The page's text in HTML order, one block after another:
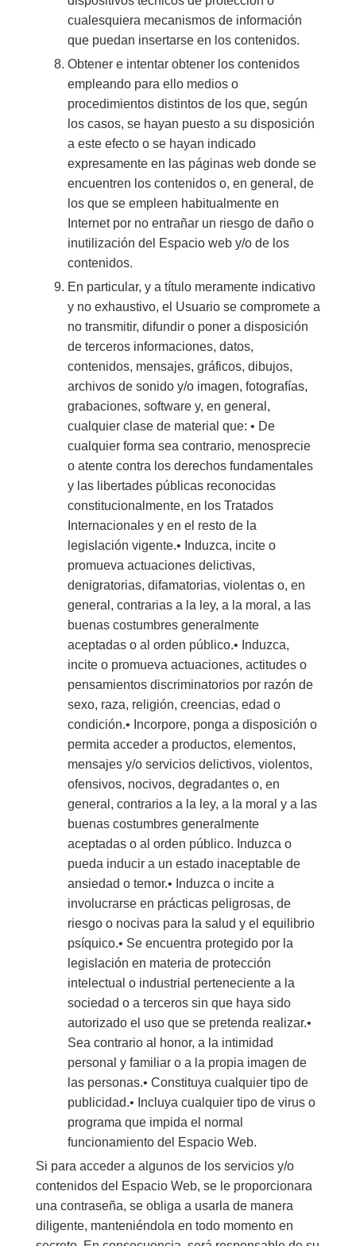
cualesquiera mecanismos de información
que puedan insertarse en los contenidos.
Obtener e intentar obtener los contenidos
empleando para ello medios o
procedimientos distintos de los que, según
los casos, se hayan puesto a su disposición
a este efecto o se hayan indicado
expresamente en las páginas web donde se
encuentren los contenidos o, en general, de
los que se empleen habitualmente en
Internet por no entrañar un riesgo de daño o
inutilización del Espacio web y/o de los
contenidos.
En particular, y a título meramente indicativo
y no exhaustivo, el Usuario se compromete a
no transmitir, difundir o poner a disposición
de terceros informaciones, datos,
contenidos, mensajes, gráficos, dibujos,
archivos de sonido y/o imagen, fotografías,
grabaciones, software y, en general,
cualquier clase de material que: • De
cualquier forma sea contrario, menosprecie
o atente contra los derechos fundamentales
y las libertades públicas reconocidas
constitucionalmente, en los Tratados
Internacionales y en el resto de la
legislación vigente.• Induzca, incite o
promueva actuaciones delictivas,
denigratorias, difamatorias, violentas o, en
general, contrarias a la ley, a la moral, a las
buenas costumbres generalmente
aceptadas o al orden público.• Induzca,
incite o promueva actuaciones, actitudes o
pensamientos discriminatorios por razón de
sexo, raza, religión, creencias, edad o
condición.• Incorpore, ponga a disposición o
permita acceder a productos, elementos,
mensajes y/o servicios delictivos, violentos,
ofensivos, nocivos, degradantes o, en
general, contrarios a la ley, a la moral y a las
buenas costumbres generalmente
aceptadas o al orden público. Induzca o
pueda inducir a un estado inaceptable de
ansiedad o temor.• Induzca o incite a
involucrarse en prácticas peligrosas, de
riesgo o nocivas para la salud y el equilibrio
psíquico.• Se encuentra protegido por la
legislación en materia de protección
intelectual o industrial perteneciente a la
sociedad o a terceros sin que haya sido
autorizado el uso que se pretenda realizar.•
Sea contrario al honor, a la intimidad
personal y familiar o a la propia imagen de
las personas.• Constituya cualquier tipo de
publicidad.• Incluya cualquier tipo de virus o
programa que impida el normal
funcionamiento del Espacio Web.
Si para acceder a algunos de los servicios y/o
contenidos del Espacio Web, se le proporcionara
una contraseña, se obliga a usarla de manera
diligente, manteniéndola en todo momento en